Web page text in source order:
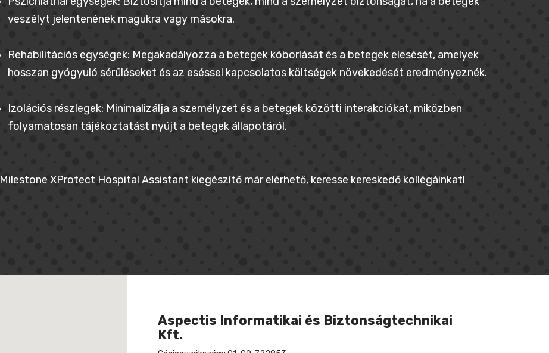
veszélyt jelentenének magukra vagy másokra.
Rehabilitációs egységek: Megakadályozza a betegek kóborlását és a betegek elesését, amelyek
hosszan gyógyuló sérüléseket és az eséssel kapcsolatos költségek növekedését eredményeznék.
Izolációs részlegek: Minimalizálja a személyzet és a betegek közötti interakciókat, miközben
folyamatosan tájékoztatást nyújt a betegek állapotáról.
XProtect Hospital Assistant kiegészítő már elérhető, keresse kereskedő kollégáinkat!
Aspectis Informatikai és Biztonságtechnikai
Kft.